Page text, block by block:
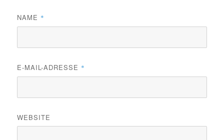
NAME *
E-MAIL-ADRESSE *
WEBSITE